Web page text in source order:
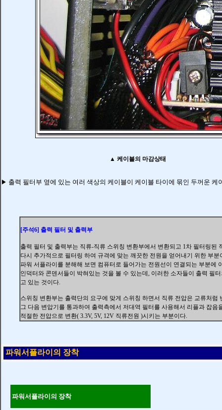
▲ 케이블의 마감상태
▶ 출력 필터부 옆에 있는 여러 색상의 케이블이 케이블 타이에 묶인 두꺼운 케
[주석6] 출력 필터 및 출력부
출력 필터 및 출력부는 직류-직류 스위칭 변환부에서 변환되고 1차 필터링된
다시 추가적으로 필터링 하여 규격에 맞는 깨끗한 전원을 얻어내기 위한 부분
파워 서플라이를 분해해 보면 컴퓨터로 들어가는 전원선이 연결되는 부분에
인덕터와 콘덴서들이 박혀있는 것을 볼 수 있는데, 이러한 소자들이 출력 필
고 있는 것이다.
스위칭 변환부는 출력단의 요구에 맞게 스위칭 하면서 직류 전압은 교류처럼
그 다음 변압기를 통과하여 출력측에서 저대역 필터를 사용해서 리플과 잡음
적절한 전압으로 변환( 3.3V, 5V, 12V 직류전원 )시키는 부분이다.
파워서플라이의 장착
파워서플라이의 장착